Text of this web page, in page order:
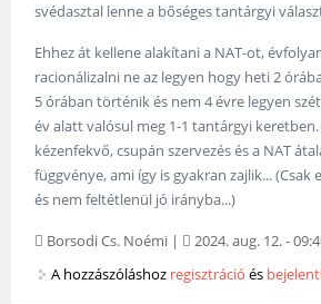
svédasztal lenne a bőséges tantárgyi
Ehhez át kellene alakítani a NAT-ot,
racionálizalni ne az legyen hogy heti 2
5 órában történik és nem 4 évre legyen
év alatt valósul meg 1-1 tantárgyi
kézenfekvő, csupán szervezés és a NAT
függvénye, ami így is gyakran zajlik...
és nem feltétlenül jó irányba...)
Borsodi Cs. Noémi | 2024. aug. 12. -
A hozzászóláshoz regisztráció és